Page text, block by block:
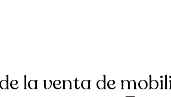
de la venta de